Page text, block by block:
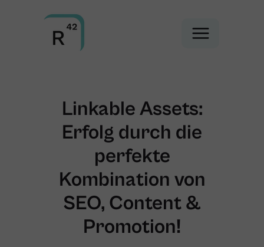
Linkable Assets:
Erfolg durch die
perfekte
Kombination von
SEO, Content &
Promotion!